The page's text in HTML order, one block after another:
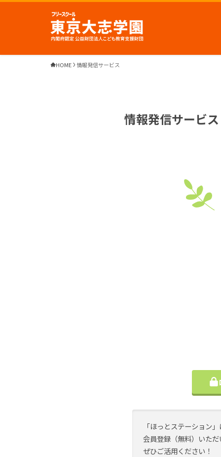
HOME 情報発信サービス
情報発信サービス
「ほっとステーション
会員登録（無料）いた
ぜひご活用ください！